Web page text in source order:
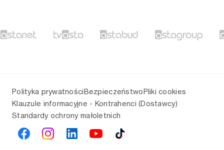
Polityka prywatnościBezpieczeństwoPliki cookies
Klauzule informacyjne - Kontrahenci (Dostawcy)
Standardy ochrony małoletnich